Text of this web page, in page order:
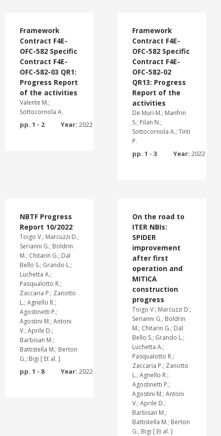
Framework
Contract F4E-
OFC-582 Specific
Contract F4E-
OFC-582-03 QR1:
Progress Report
of the activities
Valente M.;
Sottocornola A.
pp. 1 - 2 Year: 2022
Framework
Contract F4E-
OFC-582 Specific
Contract F4E-
OFC-582-02
QR13: Progress
Report of the
activities
De Muri M.; Manfrin
S.; Pilan N.;
Sottocornola A.; Tinti
P.
pp. 1 - 3 Year: 2022
NBTF Progress
Report 10/2022
Toigo V.; Marcuzzi D.;
Serianni G.; Boldrin
M.; Chitarin G.; Dal
Bello S.; Grando L.;
Luchetta A.;
Pasqualotto R.;
Zaccaria P.; Zanotto
L.; Agnello R.;
Agostinetti P.;
Agostini M.; Antoni
V.; Aprile D.;
Barbisan M.;
Battistella M.; Berton
G.; Bigi [ Et al. ]
pp. 1 - 8 Year: 2022
On the road to
ITER NBIs:
SPIDER
improvement
after first
operation and
MITICA
construction
progress
Toigo V.; Marcuzzi D.;
Serianni G.; Boldrin
M.; Chitarin G.; Dal
Bello S.; Grando L.;
Luchetta A.;
Pasqualotto R.;
Zaccaria P.; Zanotto
L.; Agnello R.;
Agostinetti P.;
Agostini M.; Antoni
V.; Aprile D.;
Barbisan M.;
Battistella M.; Berton
G.; Bigi [ Et al. ]